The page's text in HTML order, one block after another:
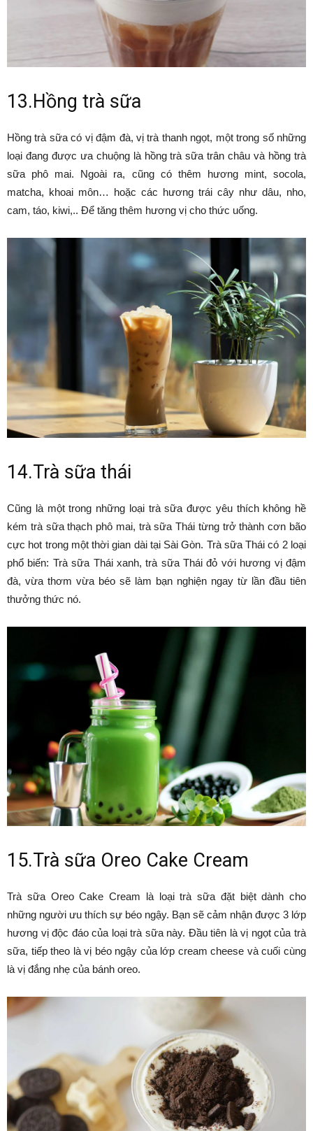
13.Hồng trà sữa
Hồng trà sữa có vị đậm đà, vị trà thanh ngọt, một trong số những
loại đang được ưa chuộng là hồng trà sữa trân châu và hồng trà
sữa phô mai. Ngoài ra, cũng có thêm hương mint, socola,
matcha, khoai môn… hoặc các hương trái cây như dâu, nho,
cam, táo, kiwi,.. Để tăng thêm hương vị cho thức uống.
14.Trà sữa thái
Cũng là một trong những loại trà sữa được yêu thích không hề
kém trà sữa thạch phô mai, trà sữa Thái từng trở thành cơn bão
cực hot trong một thời gian dài tại Sài Gòn. Trà sữa Thái có 2 loại
phổ biến: Trà sữa Thái xanh, trà sữa Thái đỏ với hương vị đậm
đà, vừa thơm vừa béo sẽ làm bạn nghiện ngay từ lần đầu tiên
thưởng thức nó.
15.Trà sữa Oreo Cake Cream
Trà sữa Oreo Cake Cream là loại trà sữa đặt biệt dành cho
những người ưu thích sự béo ngậy. Bạn sẽ cảm nhận được 3 lớp
hương vị độc đáo của loại trà sữa này. Đầu tiên là vị ngọt của trà
sữa, tiếp theo là vị béo ngậy của lớp cream cheese và cuối cùng
là vị đắng nhẹ của bánh oreo.